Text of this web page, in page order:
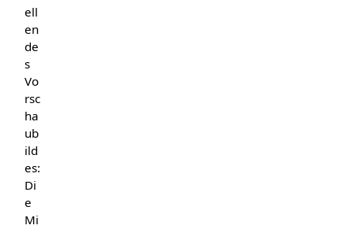
ell
en
de
s
Vo
rsc
ha
ub
ild
es:
Di
e
Mi